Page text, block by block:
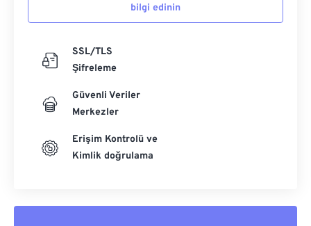
bilgi edinin
SSL/TLS
Şifreleme
Güvenli Veriler
Merkezler
Erişim Kontrolü ve
Kimlik doğrulama